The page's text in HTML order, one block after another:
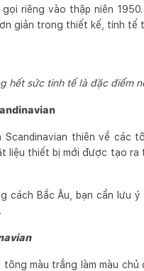
riêng vào thập niên
giản trong thiết kế, tinh tế
hết sức tinh tế là đặc điểm
Scandinavian thiên về các
liệu thiết bị mới được tạo
cách Bắc Âu, bạn cần lưu
tông màu trắng làm màu